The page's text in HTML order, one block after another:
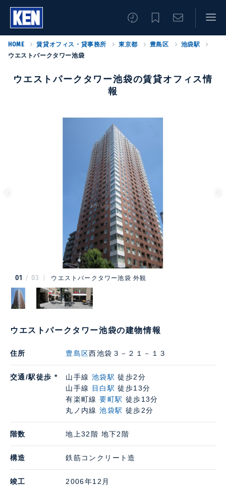
HOME 賃貸オフィス・貸事務所 東京都 豊島区
池袋駅
ウエストパークタワー池袋
ウエストパークタワー池袋の賃貸オフィス情
報
01 03 ウエストパークタワー池袋 外観
ウエストパークタワー池袋の建物情報
住所 豊島区西池袋３－２１－１３
交通/駅徒歩 * 山手線 池袋駅 徒歩2分
山手線
目白駅 徒歩13分
有楽町線要町駅 徒歩13分
丸ノ内線池袋駅 徒歩2分
階数 地上32階 地下2階
構造 鉄筋コンクリート造
竣工 2006年12月